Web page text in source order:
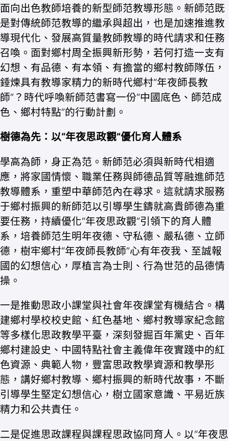
面向出色教師培養的新型師范教導形態。新師范既
是對傳統師范教導的繼承與超出，也是加速推進教
導現代化、發展高質量教師教導的時代請求和任務
召喚。面對鄉村周全振興新形勢，若何打造一支有
幻想、有品德、有本領、有擔當的鄉村教師隊伍，
錘煉具有教導家精力的新時代鄉村“年夜師長教
師”？時代呼喚新師范書寫一份“中國底色、師范成
色、鄉村特點”的行動計劃。
樹德為先：以“年夜思政觀”優化育人體系
學高為師，身正為范。新師范必須與新時代相適
應，將家國情懷、職業任務與師德品質等融進師范
教導體系，重塑中華師范內在尋求。這就請求服務
于鄉村振興的新師范以引導學生鑄就高貴師德為重
要任務，持續優化“年夜思政觀”引領下的育人體
系，培養師范生明年夜德、守私德、嚴私德、立師
德，樹牢鄉村“年夜師長教師”心有年夜我、至誠報
國的幻想信心，厚植言為士則、行為世范的品德情
操。
一是推動思政小課堂與社會年夜課堂有機結合。構
建鄉村學校校史館、紅色基地、鄉村教導家紀念館
等多樣化思政教學平臺，深刻發掘百年黨史、百年
鄉村建設史、中國特點社會主義偉年夜實踐中的紅
色資源、典範人物，豐富思政教學資源和教學形
態，講好鄉村教導、鄉村振興的新時代故事，不斷
引導學生堅定幻想信心，樹立國家意識、平易近族
精力和公共責任。
二是促進思政課程與課程思政協同育人。以“年夜思